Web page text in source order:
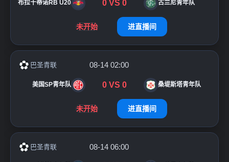
布拉干蒂诺RB U20 0 VS 0 古兰尼青年队
未开始 进直播间
巴圣青联 08-14 02:00
美国SP青年队 0 VS 0 桑堤斯塔青年队
未开始 进直播间
巴圣青联 08-14 06:00